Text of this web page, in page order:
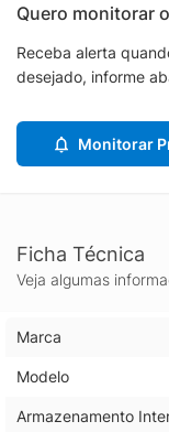
Quero monitorar
Receba alerta
desejado, informe
Monitorar
Ficha Técnica
Veja algumas
Marca
Modelo
Armazenamento